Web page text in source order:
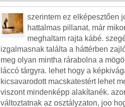
szerintem ez elképesztően
hattalmas pillanat, már
meghaltam rajta kábé.
izgalmasnak találta a háttérben
meg olyan mintha rárabolna a
láccó tárgyra. lehet hogy a
kicsavarodott macskatestért lehet
viszont mindenképp alakítanék.
változtatnak az osztályzaton, joo